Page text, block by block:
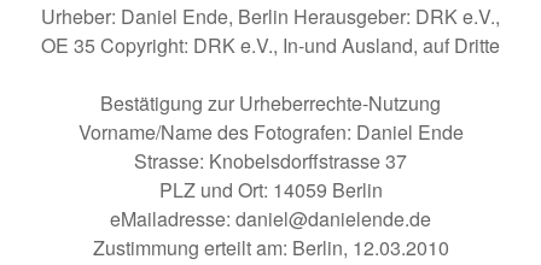
Urheber: Daniel Ende, Berlin Herausgeber: DRK e.V.,
OE 35 Copyright: DRK e.V., In-und Ausland, auf Dritte
Bestätigung zur Urheberrechte-Nutzung
Vorname/Name des Fotografen: Daniel Ende
Strasse: Knobelsdorffstrasse 37
PLZ und Ort: 14059 Berlin
eMailadresse: daniel@danielende.de
Zustimmung erteilt am: Berlin, 12.03.2010